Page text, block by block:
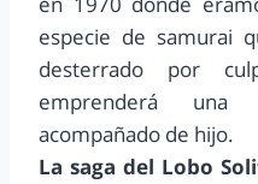
especie de samurai
desterrado por
emprenderá una
acompañado de hijo.
La saga del Lobo